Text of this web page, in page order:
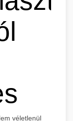
véletlenül